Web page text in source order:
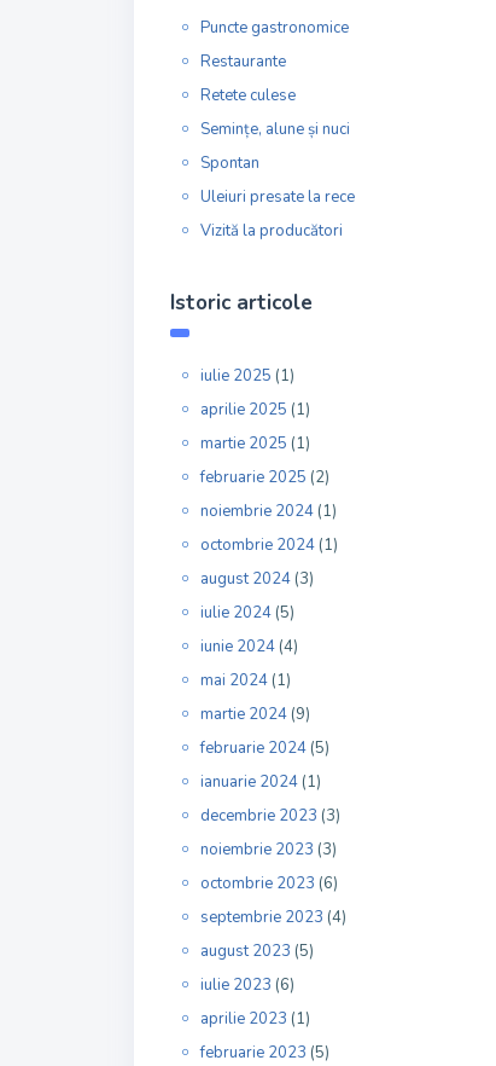
Puncte gastronomice
Restaurante
Retete culese
Semințe, alune și nuci
Spontan
Uleiuri presate la rece
Vizită la producători
Istoric articole
iulie 2025 (1)
aprilie 2025 (1)
martie 2025 (1)
februarie 2025 (2)
noiembrie 2024 (1)
octombrie 2024 (1)
august 2024 (3)
iulie 2024 (5)
iunie 2024 (4)
mai 2024 (1)
martie 2024 (9)
februarie 2024 (5)
ianuarie 2024 (1)
decembrie 2023 (3)
noiembrie 2023 (3)
octombrie 2023 (6)
septembrie 2023 (4)
august 2023 (5)
iulie 2023 (6)
aprilie 2023 (1)
februarie 2023 (5)